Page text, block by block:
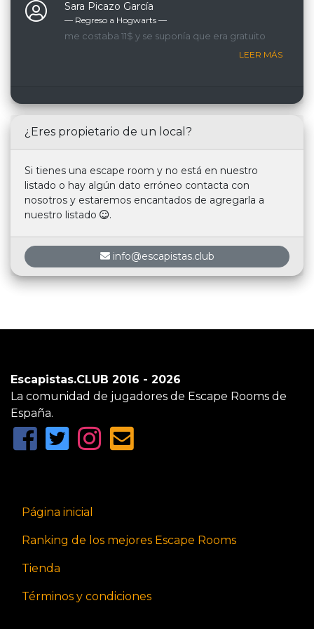
Sara Picazo García
— Regreso a Hogwarts ―
me costaba 11$ y se suponía que era gratuito
LEER MÁS
¿Eres propietario de un local?
Si tienes una escape room y no está en nuestro
listado o hay algún dato erróneo contacta con
nosotros y estaremos encantados de agregarla a
nuestro listado
.
info@escapistas.club
Escapistas.CLUB 2016 - 2026
La comunidad de jugadores de Escape Rooms de
España.
Página inicial
Ranking de los mejores Escape Rooms
Tienda
Términos y condiciones